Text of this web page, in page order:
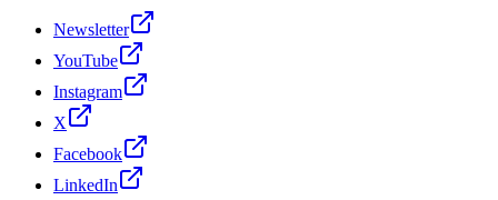
Newsletter
YouTube
Instagram
X
Facebook
LinkedIn